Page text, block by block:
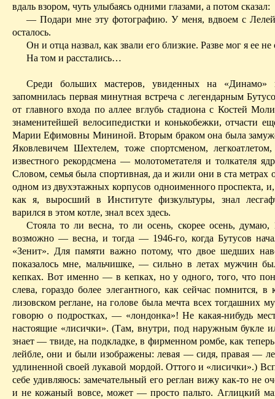
вдаль взором, чуть улыбаясь одними глазами, а потом сказал:
— Подари мне эту фотографию. У меня, вдвоем сЛ
осталось.
Он и отца назвал, как звали его близкие. Разве мог я ее не
На том и расстались…
Среди больших мастеров, увиденных на «Динамо»
запомнилась первая минутная встреча с легендарным
от главного входа по аллее вглубь стадиона с Костей
знаменитейшей велосипедистки и конькобежки, отчасти
Марии Ефимовны Мининой. Вторым браком она была
Яковлевичем Шехтелем, тоже спортсменом,
известного рекордсмена — молотометателя и толкателя
Словом, семья была спортивная, да и жили они в ста метрах
одном из двухэтажных корпусов одноименного проспекта,
как я, выросший в Институте физкультуры, знал
варился в этом котле, знал всех здесь.
Стояла то ли весна, то ли осень, скорее осень,
возможно — весна, и тогда — 1946-го, когда Бутусов
«Зенит». Для памяти важно потому, что двое шедших
показалось мне, мальчишке, — сильно в летах мужчин
кепках. Вот именно — в кепках, но у одного, того, что
слева, гораздо более элегантного, как сейчас помнится, в
лизовском реглане, на голове была мечта всех тогдашних
говорю о подростках, — «лондонка»! Не какая-нибудь
настоящие «лисички».(Там, внутри, под наружным букле
знает — твиде, на подкладке, в фирменном ромбе, как
лейбле, они и были изображены: левая — сидя, правая —
удлиненной своей лукавой мордой. Оттого и «лисички».)
себе удивляюсь: замечательный его реглан вижу как-то не
и некожаный вовсе, может — просто пальто. Аглицкий